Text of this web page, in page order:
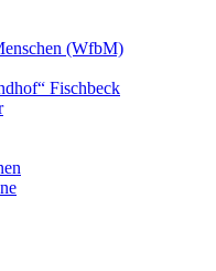
(WfbM)
Fischbeck